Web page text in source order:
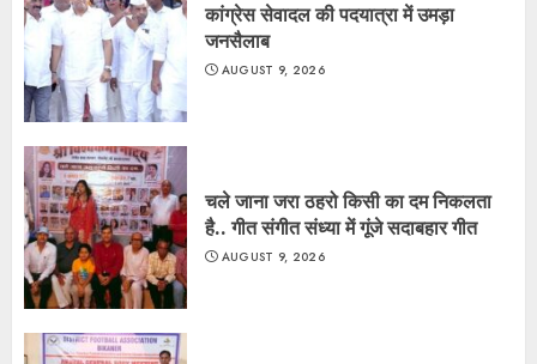
कांग्रेस सेवादल की पदयात्रा में उमड़ा
जनसैलाब
AUGUST 9, 2026
चले जाना जरा ठहरो किसी का दम निकलता
है.. गीत संगीत संध्या में गूंजे सदाबहार गीत
AUGUST 9, 2026